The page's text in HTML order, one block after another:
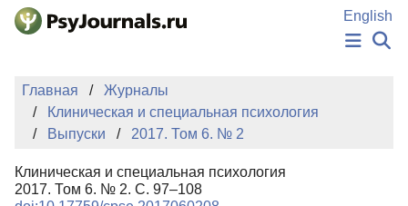
Перейти к основному содержанию
English
НОВОСТИ
АВТОРЫ
КЛЮЧЕВЫЕ СЛОВА
Главная
Журналы
Клиническая и специальная психология
Выпуски
2017. Том 6. № 2
Клиническая и специальная психология
2017. Том 6. № 2. С. 97–108